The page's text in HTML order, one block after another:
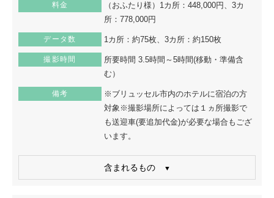
料金
（おふたり様）1カ所：448,000円、3カ
所：778,000円
データ数 1カ所：約75枚、3カ所：約150枚
撮影時間
所要時間 3.5時間～5時間(移動・準備含
む）
備考
※ブリュッセル市内のホテルに宿泊の方
対象※撮影場所によっては１ヵ所撮影で
も送迎車(要追加代金)が必要な場合もござ
います。
含まれるもの